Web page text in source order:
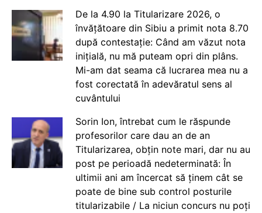
De la 4.90 la Titularizare 2026, o
învățătoare din Sibiu a primit nota 8.70
după contestație: Când am văzut nota
inițială, nu mă puteam opri din plâns.
Mi-am dat seama că lucrarea mea nu a
fost corectată în adevăratul sens al
cuvântului
Sorin Ion, întrebat cum le răspunde
profesorilor care dau an de an
Titularizarea, obțin note mari, dar nu au
post pe perioadă nedeterminată: În
ultimii ani am încercat să ținem cât se
poate de bine sub control posturile
titularizabile / La niciun concurs nu poți